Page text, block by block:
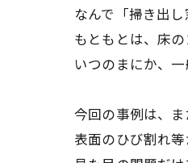
なんで「掃き出
もともとは、床
いつのまにか、
今回の事例は、
表面のひび割れ